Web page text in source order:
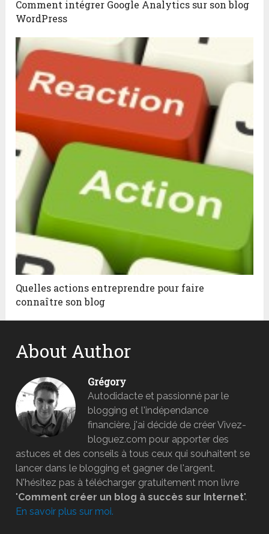
Comment intégrer Google Analytics sur son blog
WordPress
Quelles actions entreprendre pour faire
connaître son blog
About Author
Grégory
Autodidacte et passionné par le
blogging et l'indépendance
financière, j'ai décidé de créer Vivez-
bloguez.com pour apporter des
astuces et des conseils à tous ceux qui souhaitent se
lancer dans le blogging et gagner de l'argent.
N'hésitez pas à télécharger gratuitement mon livre
"Comment créer un blog à succès sur Internet".
En savoir plus sur moi.